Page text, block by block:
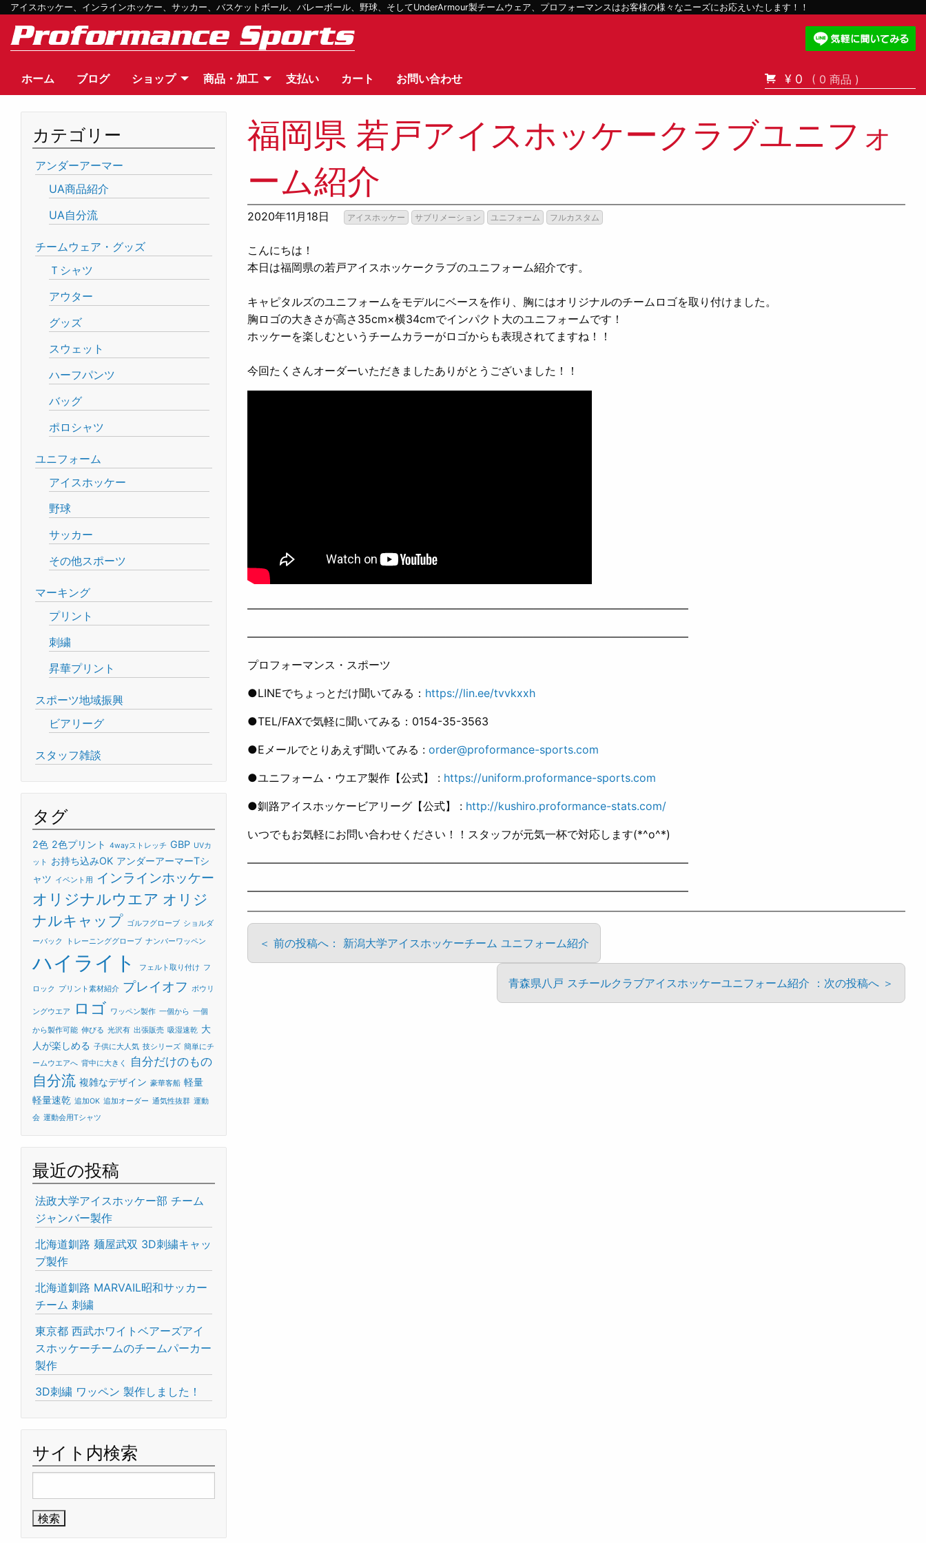
アイスホッケー、インラインホッケー、サッカー、バスケットボール、バレーボール、野球、そしてUnderArmour製チームウェア、プロフォーマンスはお客様の様々なニーズにお応えいたします！！
ホーム ブログ ショップ 商品・加工 支払い カート お問い合わせ ¥ 0 ( 0 商品 )
福岡県 若戸アイスホッケークラブユニフォ
ーム紹介
2020年11月18日 アイスホッケー サブリメーション ユニフォーム フルカスタム
こんにちは！
本日は福岡県の若戸アイスホッケークラブのユニフォーム紹介です。
キャピタルズのユニフォームをモデルにベースを作り、胸にはオリジナルのチームロゴを取り付けました。
胸ロゴの大きさが高さ35cm×横34cmでインパクト大のユニフォームです！
ホッケーを楽しむというチームカラーがロゴからも表現されてますね！！
今回たくさんオーダーいただきましたありがとうございました！！
————————————————————————————————————————
————————————————————————————————————————
プロフォーマンス・スポーツ
●LINEでちょっとだけ聞いてみる： https://lin.ee/tvvkxxh
●TEL/FAXで気軽に聞いてみる：0154-35-3563
●Eメールでとりあえず聞いてみる : order@proformance-sports.com
●ユニフォーム・ウエア製作【公式】 : https://uniform.proformance-sports.com
●釧路アイスホッケービアリーグ【公式】 : http://kushiro.proformance-stats.com/
いつでもお気軽にお問い合わせください！！スタッフが元気一杯で対応します(*^o^*)
————————————————————————————————————————
————————————————————————————————————————
＜ 前の投稿へ： 新潟大学アイスホッケーチーム ユニフォーム紹介
青森県八戸 スチールクラブアイスホッケーユニフォーム紹介 ：次の投稿へ ＞
カテゴリー
アンダーアーマー
UA商品紹介
UA自分流
チームウェア・グッズ
Ｔシャツ
アウター
グッズ
スウェット
ハーフパンツ
バッグ
ポロシャツ
ユニフォーム
アイスホッケー
野球
サッカー
その他スポーツ
マーキング
プリント
刺繍
昇華プリント
スポーツ地域振興
ビアリーグ
スタッフ雑談
タグ
2色 2色プリント 4wayストレッチ GBP UVカ
ット
お持ち込みOK アンダーアーマーTシ
ャツ イベント用 インラインホッケー
オリジナルウエア オリジ
ナルキャップ ゴルフグローブ ショルダ
ーバック
トレーニンググローブ ナンバーワッペン
ハイライト フェルト取り付け フ
ロック プリント素材紹介 プレイオフ ボウリ
ングウエア ロゴ ワッペン製作 一個から 一個
から製作可能 伸びる 光沢有 出張販売 吸湿速乾 大
人が楽しめる 子供に大人気 技シリーズ 簡単にチ
ームウエアへ 背中に大きく 自分だけのもの
自分流 複雑なデザイン 豪華客船 軽量
軽量速乾 追加OK 追加オーダー 通気性抜群 運動
会 運動会用Tシャツ
最近の投稿
法政大学アイスホッケー部 チーム
ジャンバー製作
北海道釧路 麺屋武双 3D刺繍キャッ
プ製作
北海道釧路 MARVAIL昭和サッカー
チーム 刺繍
東京都 西武ホワイトベアーズアイ
スホッケーチームのチームパーカー
製作
3D刺繍 ワッペン 製作しました！
サイト内検索
索: